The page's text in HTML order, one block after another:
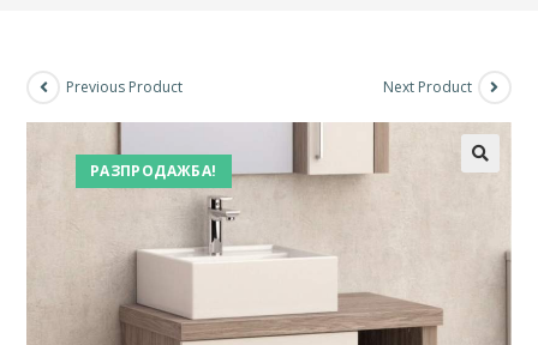
РАЗПРОДАЖБА!
Previous Product Next Product